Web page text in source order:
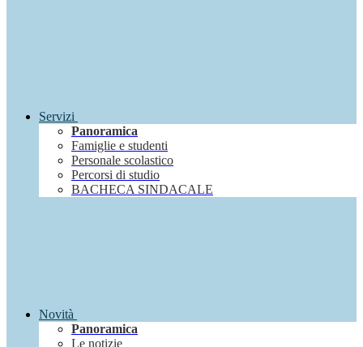
Servizi
Panoramica
Famiglie e studenti
Personale scolastico
Percorsi di studio
BACHECA SINDACALE
Novità
Panoramica
Le notizie